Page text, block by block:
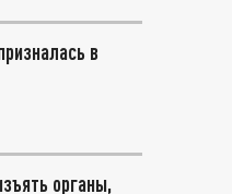
в
органы,